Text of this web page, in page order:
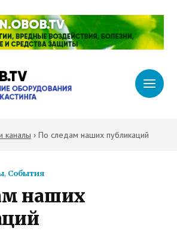
каналы › По следам наших публикаций
, События
наших